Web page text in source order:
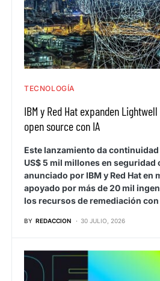
TECNOLOGÍA
IBM y Red Hat expanden
open source con IA
Este lanzamiento da
US$ 5 mil millones en seguridad
anunciado por IBM y Red Hat en
apoyado por más de 20 mil
los recursos de remediación
BY REDACCION 30 JULIO, 2026